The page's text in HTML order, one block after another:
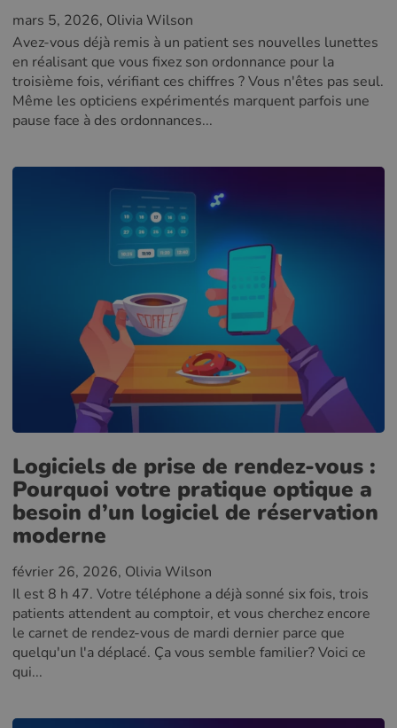
mars 5, 2026, Olivia Wilson
Avez-vous déjà remis à un patient ses nouvelles lunettes
en réalisant que vous fixez son ordonnance pour la
troisième fois, vérifiant ces chiffres ? Vous n'êtes pas seul.
Même les opticiens expérimentés marquent parfois une
pause face à des ordonnances...
Logiciels de prise de rendez-vous :
Pourquoi votre pratique optique a
besoin d’un logiciel de réservation
moderne
février 26, 2026, Olivia Wilson
Il est 8 h 47. Votre téléphone a déjà sonné six fois, trois
patients attendent au comptoir, et vous cherchez encore
le carnet de rendez-vous de mardi dernier parce que
quelqu'un l'a déplacé. Ça vous semble familier? Voici ce
qui...